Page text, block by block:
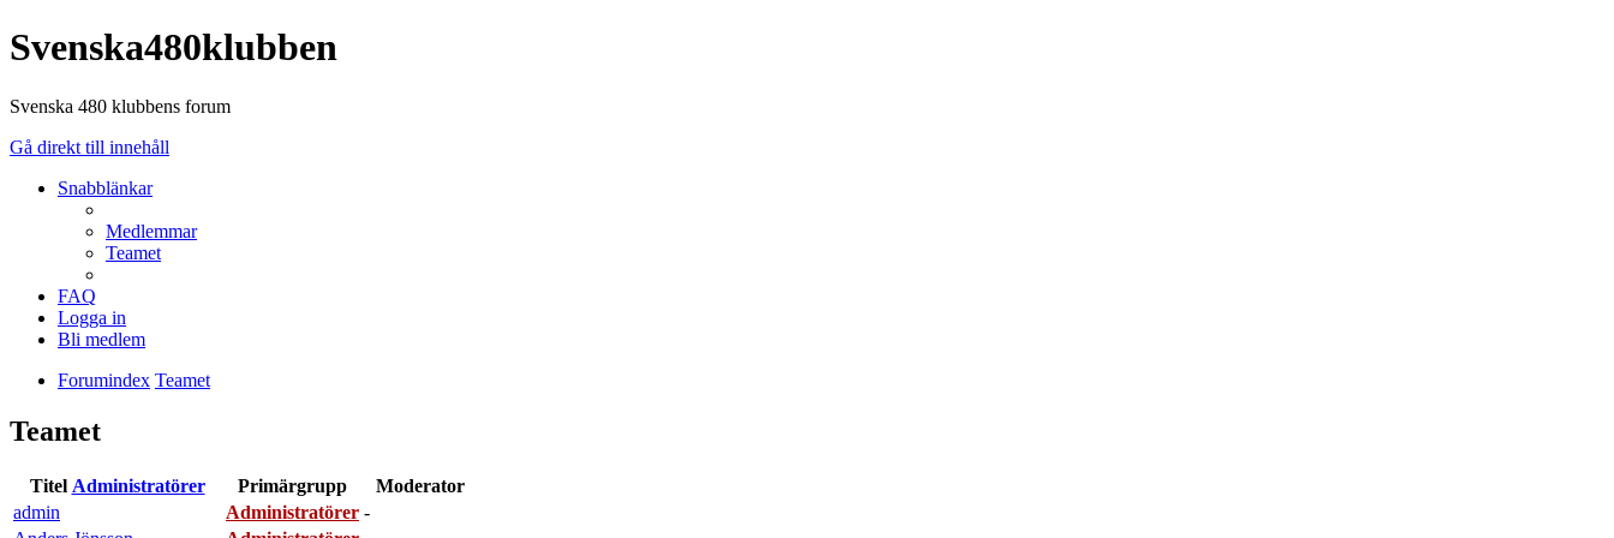
Svenska480klubben
Svenska 480 klubbens forum
Gå direkt till innehåll
Snabblänkar
Medlemmar
Teamet
FAQ
Logga in
Bli medlem
Forumindex Teamet
Teamet
Titel Administratörer Primärgrupp
Moderator
admin
Administratörer -